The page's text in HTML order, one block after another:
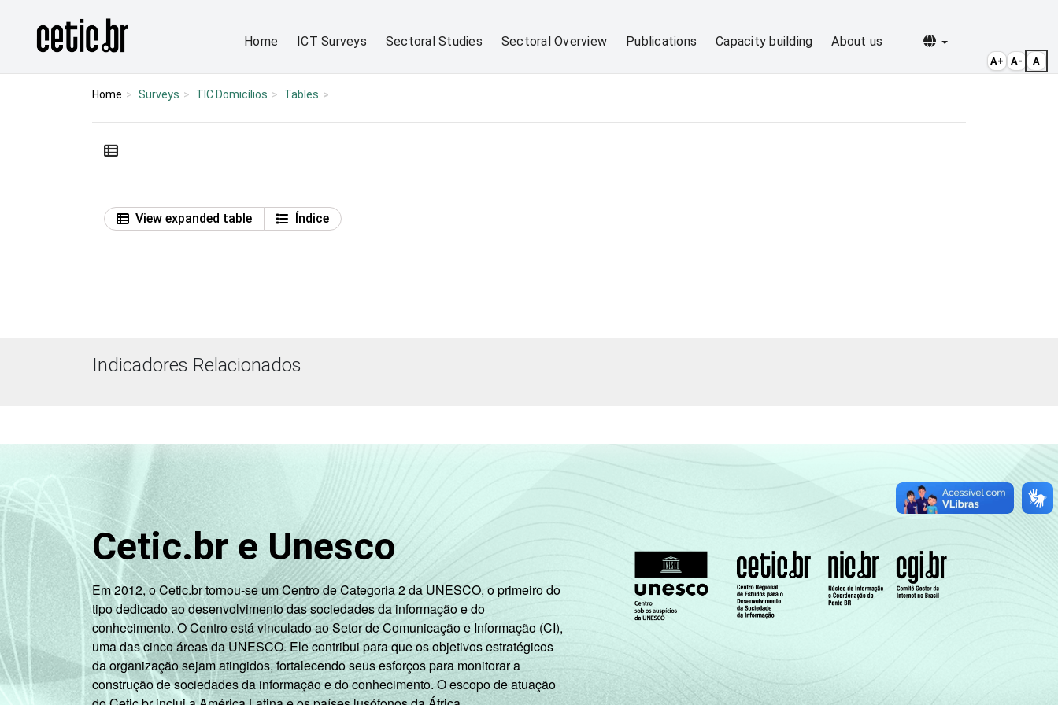
Página inicial
Home ICT Surveys Sectoral Studies Sectoral Overview Publications Capacity building About us Selecionar idioma
Home Surveys TIC Domicílios Tables
View expanded table Índice
Indicadores Relacionados
Cetic.br e Unesco
Em 2012, o Cetic.br tornou-se um Centro de Categoria 2 da UNESCO, o primeiro do
tipo dedicado ao desenvolvimento das sociedades da informação e do
conhecimento. O Centro está vinculado ao Setor de Comunicação e Informação (CI),
uma das cinco áreas da UNESCO. Ele contribui para que os objetivos estratégicos
da organização sejam atingidos, fortalecendo seus esforços para monitorar a
construção de sociedades da informação e do conhecimento. O escopo de atuação
A+ A- A